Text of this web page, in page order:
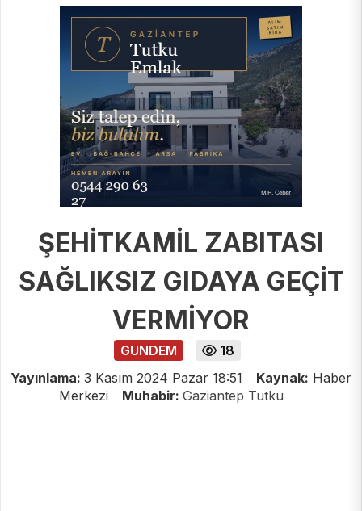
ŞEHİTKAMİL ZABITASI
SAĞLIKSIZ GIDAYA GEÇİT
VERMİYOR
GUNDEM
18
Yayınlama: 3 Kasım 2024 Pazar 18:51 Kaynak: Haber
Merkezi
Muhabir: Gaziantep Tutku